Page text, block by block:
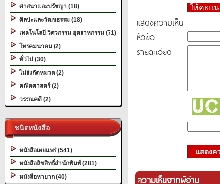
ศาสนาและปรัชญา (18)
ศิลปะและวัฒนธรรม (18)
เทคโนโลยี วิศวกรรม อุตสาหกรรม (71)
โทรคมนาคม (2)
ทั่วไป (30)
ไม่สังกัดหมวด (2)
คณิตศาสตร์ (2)
วรรณคดี (2)
ชนิดหนังสือ
หนังสือเผยแพร่ (541)
หนังสือลิขสิทธิ์สำนักพิมพ์ (281)
หนังสือหายาก (40)
ให้คะแ
แสดงความเห็น
หัวข้อ
รายละเอียด
แสดงค
ความเห็นจากผู้อ่าน